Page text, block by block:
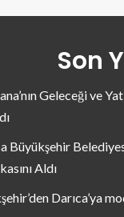
Son
Geleceği ve
Büyükşehir
Aldı
Darıca’ya